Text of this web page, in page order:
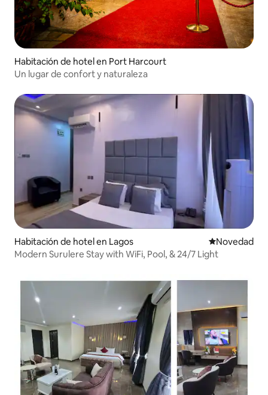
Habitación de hotel en Port Harcourt
Un lugar de confort y naturaleza
Habitación de hotel en Lagos Lugar para
Novedad
Modern Surulere Stay with WiFi, Pool, & 24/7 Light